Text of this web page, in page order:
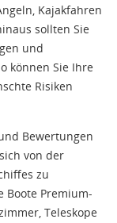
Kajakfahren
sollten Sie
und
können Sie Ihre
Risiken
Bewertungen
von der
zu
Boote Premium-
Teleskope